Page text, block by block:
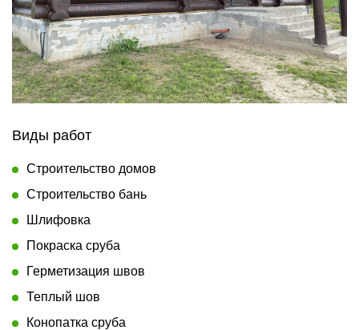
Виды работ
Строительство домов
Строительство бань
Шлифовка
Покраска сруба
Герметизация швов
Теплый шов
Конопатка сруба